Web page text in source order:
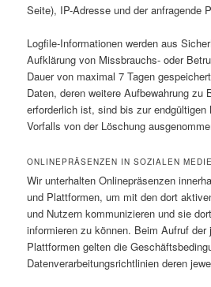
Seite), IP-Adresse und der anfragende
Logfile-Informationen werden aus
Aufklärung von Missbrauchs- oder
Dauer von maximal 7 Tagen
Daten, deren weitere Aufbewahrung zu
erforderlich ist, sind bis zur endgültigen
Vorfalls von der Löschung
ONLINEPRÄSENZEN IN SOZIALEN
Wir unterhalten Onlinepräsenzen
und Plattformen, um mit den dort
und Nutzern kommunizieren und sie
informieren zu können. Beim Aufruf der
Plattformen gelten die
Datenverarbeitungsrichtlinien deren